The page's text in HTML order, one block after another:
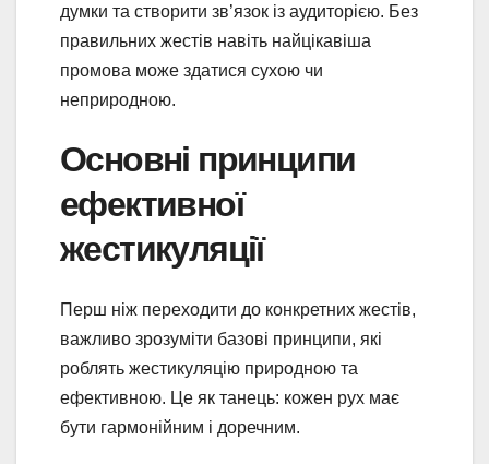
думки та створити зв’язок із аудиторією. Без
правильних жестів навіть найцікавіша
промова може здатися сухою чи
неприродною.
Основні принципи
ефективної
жестикуляції
Перш ніж переходити до конкретних жестів,
важливо зрозуміти базові принципи, які
роблять жестикуляцію природною та
ефективною. Це як танець: кожен рух має
бути гармонійним і доречним.